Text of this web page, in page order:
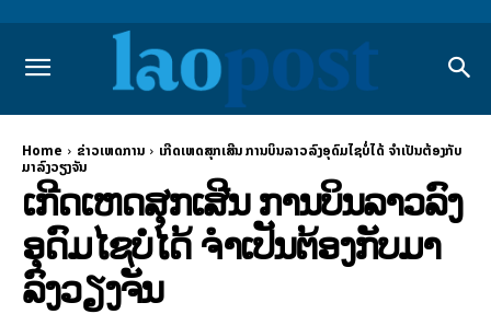
Home ຂ່າວເຫດການ
ເກີດເຫດສຸກເສີນ ການບິນລາວລົງອຸດົມໄຊບໍ່ໄດ້ ຈຳເປັນຕ້ອງກັບ
ມາລົງວຽງຈັນ
ເກີດເຫດສຸກເສີນ ການບິນລາວລົງ
ອຸດົມໄຊບໍ່ໄດ້ ຈຳເປັນຕ້ອງກັບມາ
ລົງວຽງຈັນ